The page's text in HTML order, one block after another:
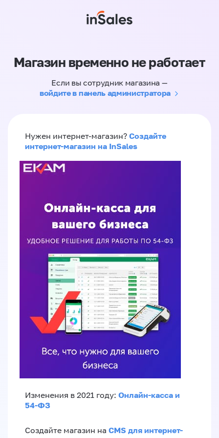
Магазин временно не работает
Если вы сотрудник магазина —
войдите в панель администратора
Нужен интернет-магазин? Создайте
интернет-магазин на InSales
Изменения в 2021 году: Онлайн-касса и
54-ФЗ
Создайте магазин на CMS для интернет-